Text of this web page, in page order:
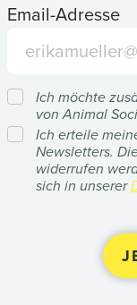
Email-Adresse
Ich möchte
von Animal
Ich erteile
Newsletters.
widerrufen
sich in unserer